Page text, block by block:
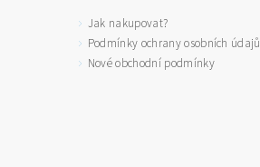
Jak nakupovat?
Podmínky ochrany osobních údajů
Nové obchodní podmínky